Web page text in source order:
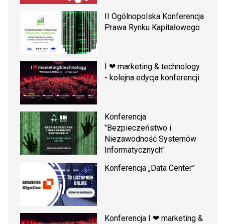
II Ogólnopolska Konferencja
Prawa Rynku Kapitałowego
I ❤ marketing & technology
- kolejna edycja konferencji
Konferencja
"Bezpieczeństwo i
Niezawodność Systemów
Informatycznych"
Konferencja „Data Center”
Konferencja I ❤ marketing &